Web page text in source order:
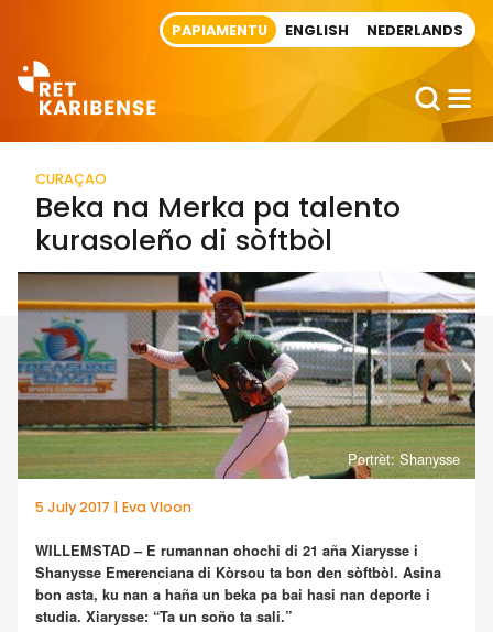
PAPIAMENTU ENGLISH NEDERLANDS
CURAÇAO
Beka na Merka pa talento
kurasoleño di sòftbòl
Portrèt: Shanysse
5 July 2017 | Eva Vloon
WILLEMSTAD – E rumannan ohochi di 21 aña Xiarysse i
Shanysse Emerenciana di Kòrsou ta bon den sòftbòl. Asina
bon asta, ku nan a haña un beka pa bai hasi nan deporte i
studia. Xiarysse: “Ta un soño ta sali.”